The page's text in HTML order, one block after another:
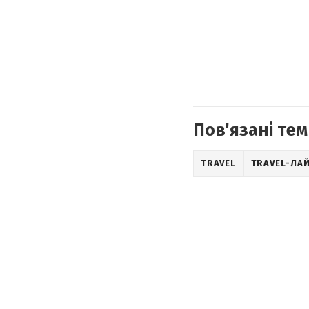
Пов'язані
TRAVEL TRAVEL-